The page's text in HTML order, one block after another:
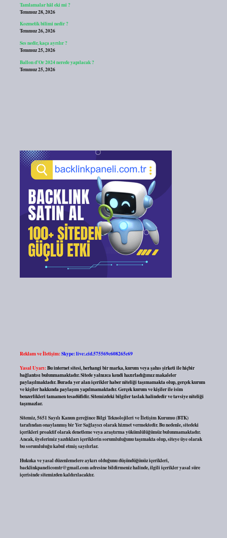
Tamlamalar hâl eki mi ?
Temmuz 28, 2026
Kozmetik bilimi nedir ?
Temmuz 26, 2026
Ses nedir, kaça ayrılır ?
Temmuz 25, 2026
Ballon d’Or 2024 nerede yapılacak ?
Temmuz 25, 2026
Reklam ve İletişim:Skype: live:.cid.575569c608265c69
Yasal Uyarı:Bu internet sitesi, herhangi bir marka, kurum veya şahıs şirketi ile hiçbir
bağlantısı bulunmamaktadır. Sitede yalnızca kendi hazırladığımız makaleler
paylaşılmaktadır. Burada yer alan içerikler haber niteliği taşımamakta olup, gerçek kurum
ve kişiler hakkında paylaşım yapılmamaktadır. Gerçek kurum ve kişiler ile isim
benzerlikleri tamamen tesadüfidir. Sitemizdeki bilgiler taslak halindedir ve tavsiye niteliği
taşımazlar.
Sitemiz, 5651 Sayılı Kanun gereğince Bilgi Teknolojileri ve İletişim Kurumu (BTK)
tarafından onaylanmış bir Yer Sağlayıcı olarak hizmet vermektedir. Bu nedenle, sitedeki
içerikleri proaktif olarak denetleme veya araştırma yükümlülüğümüz bulunmamaktadır.
Ancak, üyelerimiz yazdıkları içeriklerin sorumluluğunu taşımakta olup, siteye üye olarak
bu sorumluluğu kabul etmiş sayılırlar.
Hukuka ve yasal düzenlemelere aykırı olduğunu düşündüğünüz içerikleri,
backlinkpanelicomtr@gmail.comadresine bildirmeniz halinde, ilgili içerikler yasal süre
içerisinde sitemizden kaldırılacaktır.